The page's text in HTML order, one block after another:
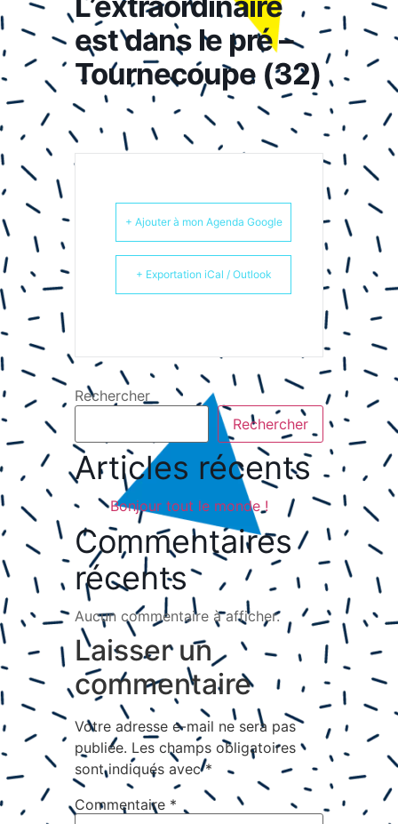
est dans le pré –
Tournecoupe (32)
+ Ajouter à mon Agenda Google
+ Exportation iCal / Outlook
Rechercher
Rechercher
Articles récents
Bonjour tout le monde !
Commentaires
récents
Aucun commentaire à afficher.
Laisser un
commentaire
Votre adresse e-mail ne sera pas
publiée. Les champs obligatoires
sont indiqués avec*
Commentaire *